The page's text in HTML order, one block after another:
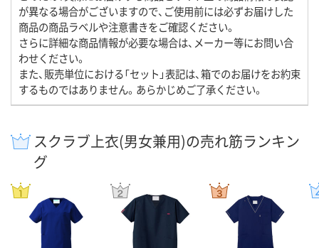
が異なる場合がございますので、ご使用前には必ずお届けした
商品の商品ラベルや注意書きをご確認ください。
さらに詳細な商品情報が必要な場合は、メーカー等にお問い合
わせください。
また、販売単位における「セット」表記は、箱でのお届けをお約束
するものではありません。あらかじめご了承ください。
スクラブ上衣(男女兼用)の売れ筋ランキン
グ